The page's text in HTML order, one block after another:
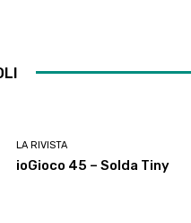
LA RIVISTA
ioGioco 45 – Solda Tiny